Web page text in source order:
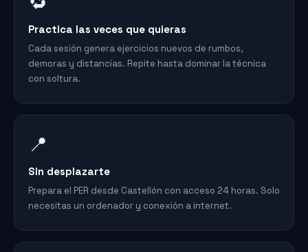
Practica las veces que quieras
Cada sesión genera ejercicios nuevos de rumbos,
demoras y distancias. Repite hasta dominar la técnica
con soltura.
📍
Sin desplazarte
Prepara el PER desde Castellón con acceso 24 horas. Solo
necesitas un ordenador y conexión a internet.